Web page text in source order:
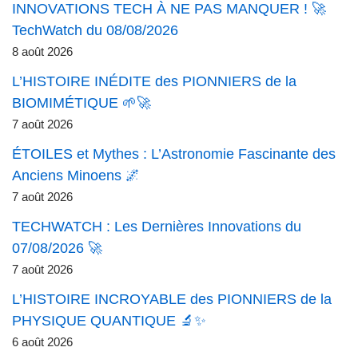
INNOVATIONS TECH À NE PAS MANQUER ! 🚀
TechWatch du 08/08/2026
8 août 2026
L’HISTOIRE INÉDITE des PIONNIERS de la
BIOMIMÉTIQUE 🌱🚀
7 août 2026
ÉTOILES et Mythes : L’Astronomie Fascinante des
Anciens Minoens 🌌
7 août 2026
TECHWATCH : Les Dernières Innovations du
07/08/2026 🚀
7 août 2026
L’HISTOIRE INCROYABLE des PIONNIERS de la
PHYSIQUE QUANTIQUE 🔬✨
6 août 2026